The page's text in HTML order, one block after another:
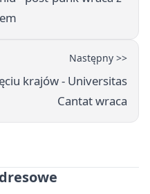
Następny >>
krajów - Universitas
Cantat wraca